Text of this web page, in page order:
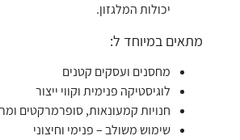
יכולות המלגזון.
מתאים במיוחד ל:
מחסנים ועסקים קטנים
לוגיסטיקה פנימית וקווי ייצור
חנויות קמעונאות, סופרמרקטים
שימוש משולב – פנימי וחיצוני